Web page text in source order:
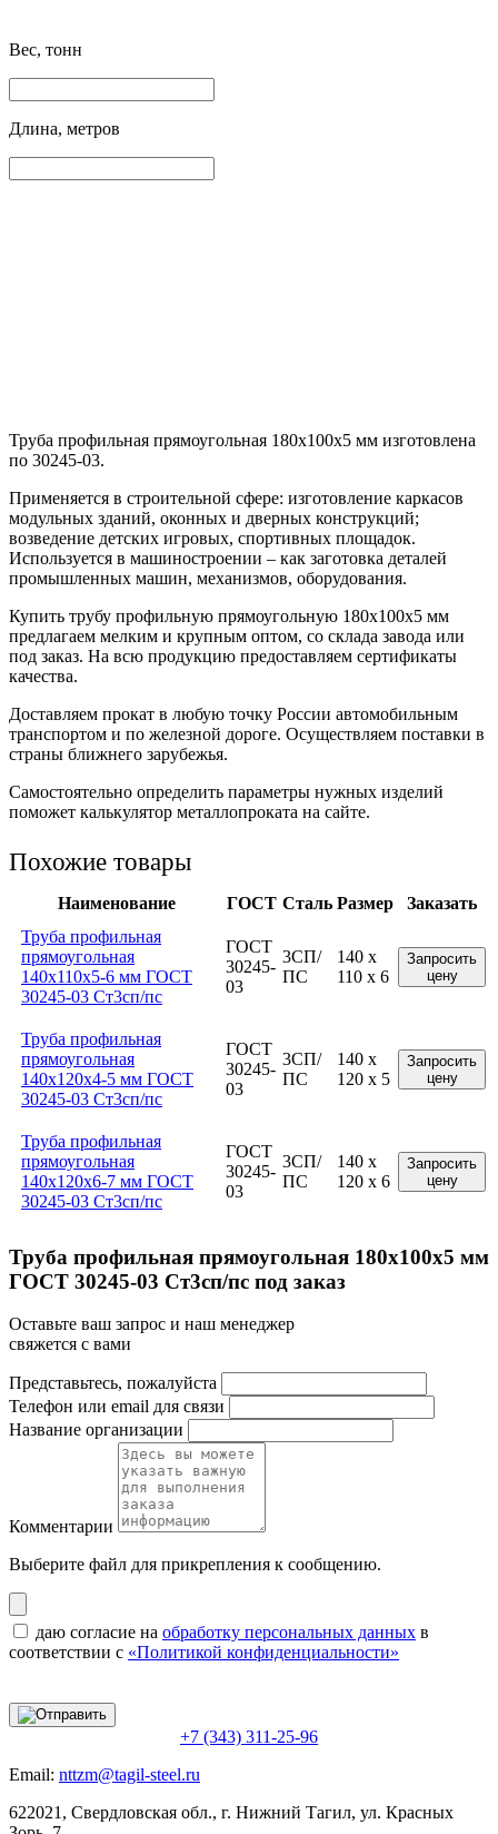
Вес, тонн
Длина, метров
Труба профильная прямоугольная 180х100х5 мм изготовлена
по 30245-03.
Применяется в строительной сфере: изготовление каркасов
модульных зданий, оконных и дверных конструкций;
возведение детских игровых, спортивных площадок.
Используется в машиностроении – как заготовка деталей
промышленных машин, механизмов, оборудования.
Купить трубу профильную прямоугольную 180х100х5 мм
предлагаем мелким и крупным оптом, со склада завода или
под заказ. На всю продукцию предоставляем сертификаты
качества.
Доставляем прокат в любую точку России автомобильным
транспортом и по железной дороге. Осуществляем поставки в
страны ближнего зарубежья.
Самостоятельно определить параметры нужных изделий
поможет калькулятор металлопроката на сайте.
Похожие товары
Наименование ГОСТ Сталь Размер
Заказать
Труба профильная
прямоугольная
140x110x5-6 мм ГОСТ
30245-03 Ст3сп/пс
ГОСТ
30245-
03
3СП/
ПС
140 x
110 x 6
Запросить
цену
Труба профильная
прямоугольная
140x120x4-5 мм ГОСТ
30245-03 Ст3сп/пс
ГОСТ
30245-
03
3СП/
ПС
140 x
120 x 5
Запросить
цену
Труба профильная
прямоугольная
140x120x6-7 мм ГОСТ
30245-03 Ст3сп/пс
ГОСТ
30245-
03
3СП/
ПС
140 x
120 x 6
Запросить
цену
Труба профильная прямоугольная 180x100x5 мм
ГОСТ 30245-03 Ст3сп/пс под заказ
Оставьте ваш запрос и наш менеджер
свяжется с вами
Представьтесь, пожалуйста
Телефон или email для связи
Название организации
Комментарии
Выберите файл для прикрепления к сообщению.
даю согласие на обработку персональных данных в
соответствии с «Политикой конфиденциальности»
+7 (343) 311-25-96
Email: nttzm@tagil-steel.ru
622021, Свердловская обл., г. Нижний Тагил, ул. Красных